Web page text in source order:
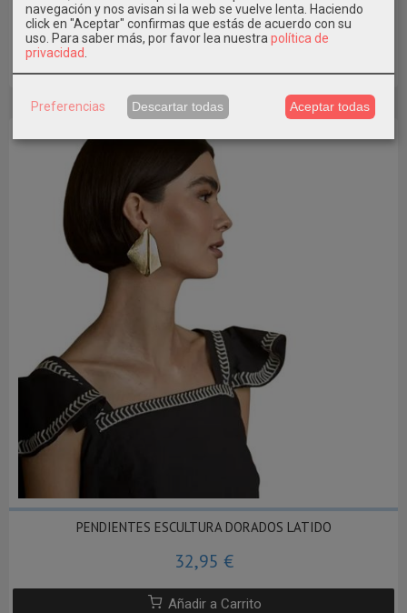
32,95 €
Añadir a Carrito
PENDIENTES ESCULTURA DORADOS LATIDO
32,95 €
Añadir a Carrito
navegación y nos avisan si la web se vuelve lenta. Haciendo
click en "Aceptar" confirmas que estás de acuerdo con su
uso. Para saber más, por favor lea nuestra política de
privacidad
Preferencias Descartar todas Aceptar todas